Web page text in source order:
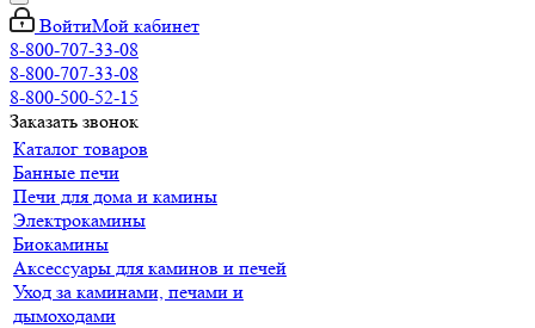
ВойтиМой кабинет
8-800-707-33-08
8-800-707-33-08
8-800-500-52-15
Заказать звонок
Каталог товаров
Банные печи
Печи для дома и камины
Электрокамины
Биокамины
Аксессуары для каминов и печей
Уход за каминами, печами и
дымоходами